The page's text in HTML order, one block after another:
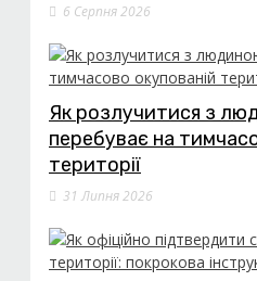
6 Серпня 2026
Як розлучитися з
перебуває на
території
31 Липня 2026